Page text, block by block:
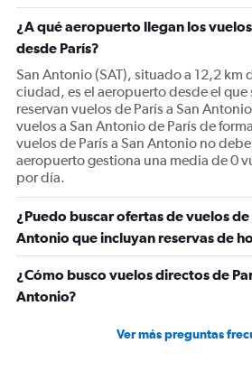
Y
axis
displaying
values.
Range:
0
to
2400.
¿A qué aeropuerto llegan los
desde París?
San Antonio (SAT), situado a 12,2 km
ciudad, es el aeropuerto desde el que
reservan vuelos de París a San
vuelos a San Antonio de París de
vuelos de París a San Antonio no
aeropuerto gestiona una media de 0
por día.
¿Puedo buscar ofertas de vuelos de
Antonio que incluyan reservas de
¿Cómo busco vuelos directos de
Antonio?
Ver más preguntas